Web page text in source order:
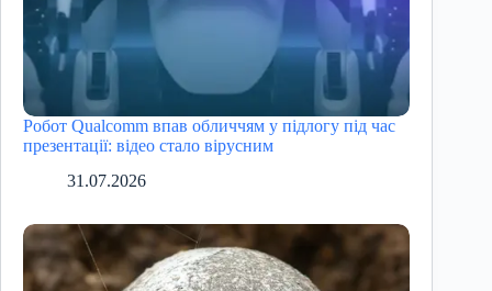
Робот Qualcomm впав обличчям у підлогу під час
презентації: відео стало вірусним
31.07.2026